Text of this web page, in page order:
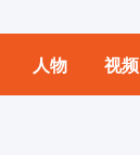
人物 视频